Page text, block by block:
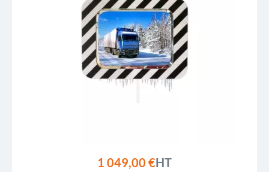
1 049,00 €HT